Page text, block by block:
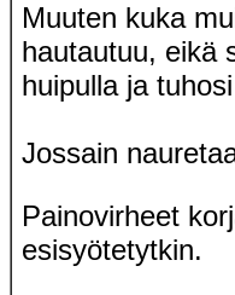
Muuten kuka
hautautuu, eikä
huipulla ja
Jossain
Painovirheet
esisyötetytkin.